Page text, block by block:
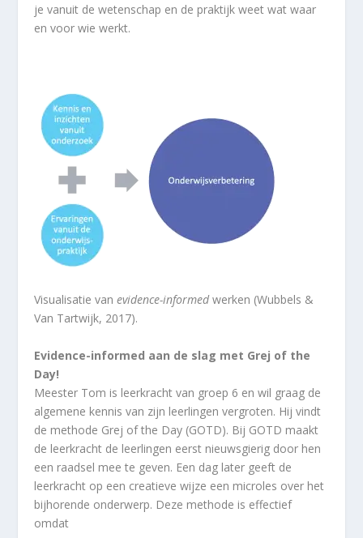
je vanuit de wetenschap en de praktijk weet wat waar
en voor wie werkt.
Visualisatie vanevidence-informedwerken (Wubbels &
Van Tartwijk, 2017).
Evidence-informed aan de slag met Grej of the
Day!
Meester Tom is leerkracht van groep 6 en wil graag de
algemene kennis van zijn leerlingen vergroten. Hij vindt
de methode Grej of the Day (GOTD). Bij GOTD maakt
de leerkracht de leerlingen eerst nieuwsgierig door hen
een raadsel mee te geven. Een dag later geeft de
leerkracht op een creatieve wijze een microles over het
bijhorende onderwerp. Deze methode is effectief
omdat